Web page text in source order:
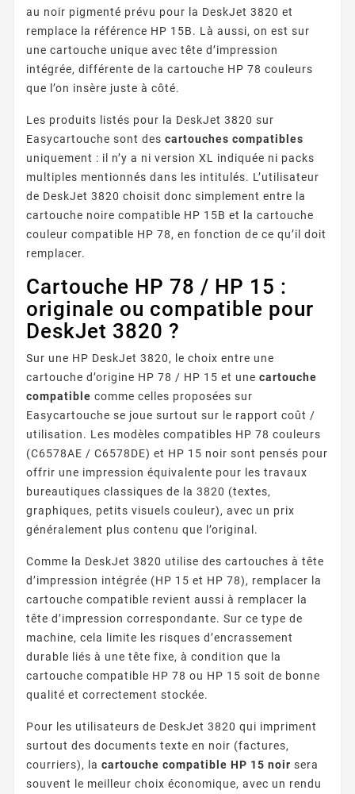
au noir pigmenté prévu pour la DeskJet 3820 et
remplace la référence HP 15B. Là aussi, on est sur
une cartouche unique avec tête d’impression
intégrée, différente de la cartouche HP 78 couleurs
que l’on insère juste à côté.
Les produits listés pour la DeskJet 3820 sur
Easycartouche sont des cartouches compatibles
uniquement : il n’y a ni version XL indiquée ni packs
multiples mentionnés dans les intitulés. L’utilisateur
de DeskJet 3820 choisit donc simplement entre la
cartouche noire compatible HP 15B et la cartouche
couleur compatible HP 78, en fonction de ce qu’il doit
remplacer.
Cartouche HP 78 / HP 15 :
originale ou compatible pour
DeskJet 3820 ?
Sur une HP DeskJet 3820, le choix entre une
cartouche d’origine HP 78 / HP 15 et une cartouche
compatible comme celles proposées sur
Easycartouche se joue surtout sur le rapport coût /
utilisation. Les modèles compatibles HP 78 couleurs
(C6578AE / C6578DE) et HP 15 noir sont pensés pour
offrir une impression équivalente pour les travaux
bureautiques classiques de la 3820 (textes,
graphiques, petits visuels couleur), avec un prix
généralement plus contenu que l’original.
Comme la DeskJet 3820 utilise des cartouches à tête
d’impression intégrée (HP 15 et HP 78), remplacer la
cartouche compatible revient aussi à remplacer la
tête d’impression correspondante. Sur ce type de
machine, cela limite les risques d’encrassement
durable liés à une tête fixe, à condition que la
cartouche compatible HP 78 ou HP 15 soit de bonne
qualité et correctement stockée.
Pour les utilisateurs de DeskJet 3820 qui impriment
surtout des documents texte en noir (factures,
courriers), la cartouche compatible HP 15 noir sera
souvent le meilleur choix économique, avec un rendu